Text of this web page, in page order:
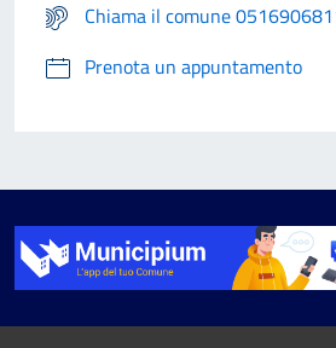
Chiama il comune
Prenota un appuntamento